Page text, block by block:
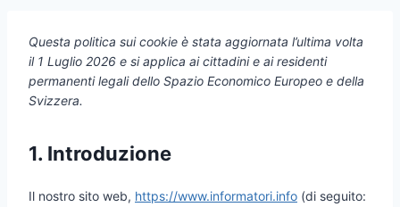
Questa politica sui cookie è stata aggiornata l’ultima volta
il 1 Luglio 2026 e si applica ai cittadini e ai residenti
permanenti legali dello Spazio Economico Europeo e della
Svizzera.
1. Introduzione
Il nostro sito web, https://www.informatori.info (di seguito: